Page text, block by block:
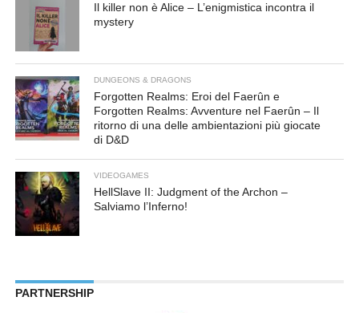
Il killer non è Alice – L’enigmistica incontra il
mystery
DUNGEONS & DRAGONS
Forgotten Realms: Eroi del Faerûn e
Forgotten Realms: Avventure nel Faerûn – Il
ritorno di una delle ambientazioni più giocate
di D&D
VIDEOGAMES
HellSlave II: Judgment of the Archon –
Salviamo l’Inferno!
PARTNERSHIP